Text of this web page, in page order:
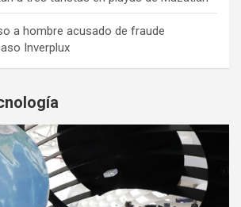
a hombre acusado de fraude
Inverplux